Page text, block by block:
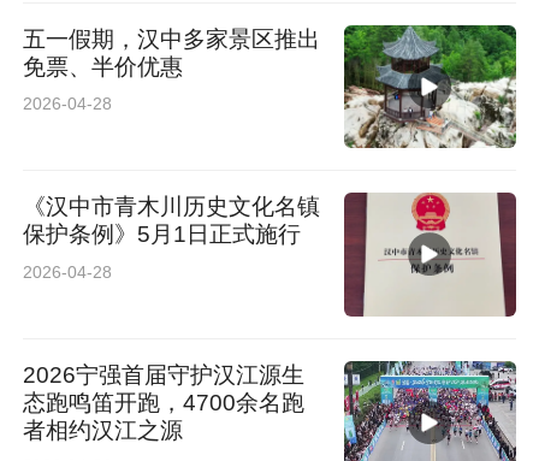
五一假期，汉中多家景区推出
免票、半价优惠
2026-04-28
《汉中市青木川历史文化名镇
保护条例》5月1日正式施行
2026-04-28
2026宁强首届守护汉江源生
态跑鸣笛开跑，4700余名跑
者相约汉江之源